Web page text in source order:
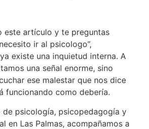
este artículo y te preguntas
ir al psicologo”,
existe una inquietud interna. A
una señal enorme, sino
ese malestar que nos dice
funcionando como debería.
de psicología, psicopedagogía y
en Las Palmas, acompañamos a